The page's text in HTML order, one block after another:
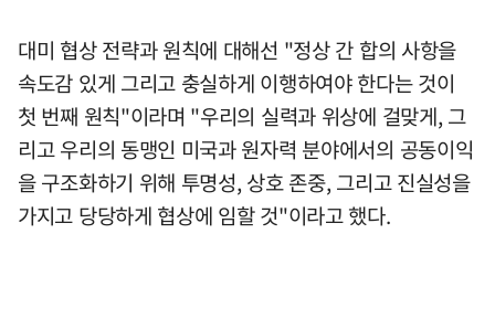
대미 협상 전략과 원칙에 대해선 "정상 간 합의 사항을
속도감 있게 그리고 충실하게 이행하여야 한다는 것이
첫 번째 원칙"이라며 "우리의 실력과 위상에 걸맞게, 그
리고 우리의 동맹인 미국과 원자력 분야에서의 공동이익
을 구조화하기 위해 투명성, 상호 존중, 그리고 진실성을
가지고 당당하게 협상에 임할 것"이라고 했다.